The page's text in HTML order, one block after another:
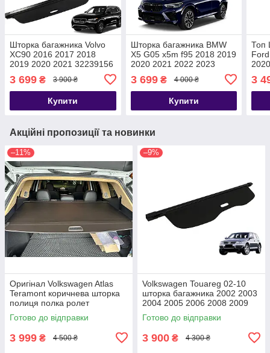
Шторка багажника Volvo
XC90 2016 2017 2018
2019 2020 2021 32239156
жалюзі
3 699 ₴ 3 900 ₴
Купити
Шторка багажника BMW
X5 G05 x5m f95 2018 2019
2020 2021 2022 2023
3 699₴ 4 000 ₴
Купити
Топ
3
Акційні пропозиції та новинки
–11%
Оригінал Volkswagen Atlas
Teramont коричнева шторка
полиця полка ролет
багажника фольксваген
атлас терамонт
Готово до відправки
3 999 ₴ 4 500 ₴
–9%
Volkswagen Touareg 02-10
шторка багажника 2002 2003
2004 2005 2006 2008 2009
2010 полиця ролет
Готово до відправки
3 900 ₴ 4 300 ₴